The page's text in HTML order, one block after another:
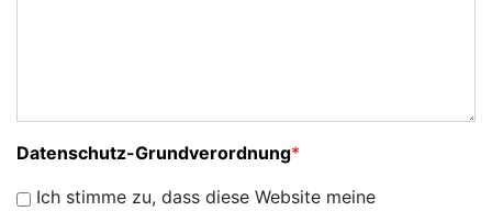
Datenschutz-Grundverordnung*
Ich stimme zu, dass diese Website meine